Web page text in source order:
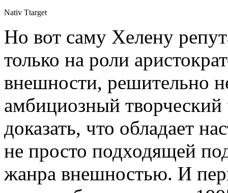
Nativ Ttarget
Но вот саму Хелену
только на роли
внешности, решительно
амбициозный творческий
доказать, что обладает
не просто подходящей
жанра внешностью. И